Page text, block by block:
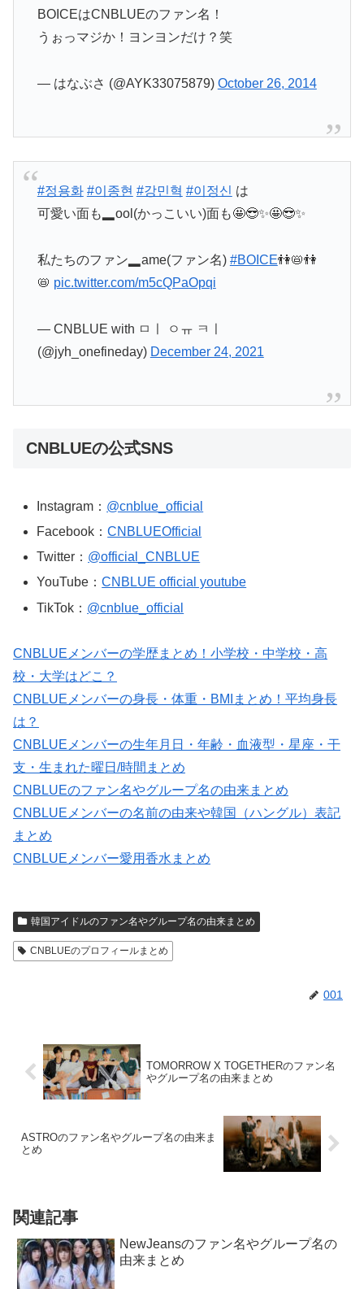
BOICEはCNBLUEのファン名！
うぉっマジか！ヨンヨンだけ？笑
— はなぶさ (@AYK33075879) October 26, 2014
#정용화 #이종현 #강민혁 #이정신 は
可愛い面も▂ool(かっこいい)面も🤩😎✨🤩😎✨
私たちのファン▂ame(ファン名) #BOICE👫📛👫
📛 pic.twitter.com/m5cQPaOpqi
— CNBLUE with ㅁㅣ ㅇㅠ ㅋㅣ
(@jyh_onefineday) December 24, 2021
CNBLUEの公式SNS
Instagram： @cnblue_official
Facebook：CNBLUEOfficial
Twitter： @official_CNBLUE
YouTube：CNBLUE official youtube
TikTok： @cnblue_official
CNBLUEメンバーの学歴まとめ！小学校・中学校・高
校・大学はどこ？
CNBLUEメンバーの身長・体重・BMIまとめ！平均身長
は？
CNBLUEメンバーの生年月日・年齢・血液型・星座・干
支・生まれた曜日/時間まとめ
CNBLUEのファン名やグループ名の由来まとめ
CNBLUEメンバーの名前の由来や韓国（ハングル）表記
まとめ
CNBLUEメンバー愛用香水まとめ
韓国アイドルのファン名やグループ名の由来まとめ
CNBLUEのプロフィールまとめ
001
TOMORROW X TOGETHERのファン名
やグループ名の由来まとめ
ASTROのファン名やグループ名の由来ま
とめ
関連記事
NewJeansのファン名やグループ名の
由来まとめ